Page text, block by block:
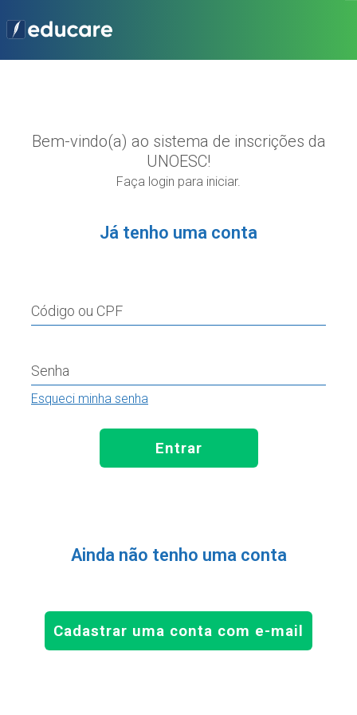
Bem-vindo(a) ao sistema de inscrições da
UNOESC!
Faça login para iniciar.
Já tenho uma conta
Código ou CPF
Senha
Esqueci minha senha
Entrar
Ainda não tenho uma conta
Cadastrar uma conta com e-mail